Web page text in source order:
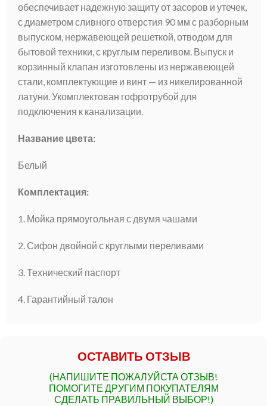
обеспечивает надежную защиту от засоров и утечек,
с диаметром сливного отверстия 90 мм с разборным
выпуском, нержавеющей решеткой, отводом для
бытовой техники, с круглым переливом. Выпуск и
корзинный клапан изготовлены из нержавеющей
стали, комплектующие и винт — из никелированной
латуни. Укомплектован гофротрубой для
подключения к канализации.
Название цвета:
Белый
Комплектация:
1. Мойка прямоугольная с двумя чашами
2. Сифон двойной с круглыми переливами
3. Технический паспорт
4. Гарантийный талон
ОСТАВИТЬ ОТЗЫВ
(НАПИШИТЕ ПОЖАЛУЙСТА ОТЗЫВ!
ПОМОГИТЕ ДРУГИМ ПОКУПАТЕЛЯМ
СДЕЛАТЬ ПРАВИЛЬНЫЙ ВЫБОР!)